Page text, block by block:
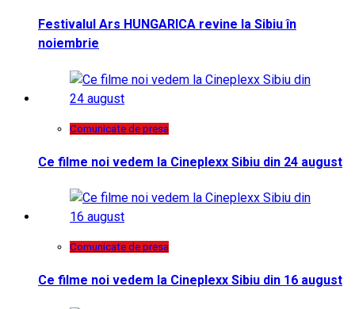
Festivalul Ars HUNGARICA revine la Sibiu în
noiembrie
Comunicate de presa
Ce filme noi vedem la Cineplexx Sibiu din 24 august
Comunicate de presa
Ce filme noi vedem la Cineplexx Sibiu din 16 august